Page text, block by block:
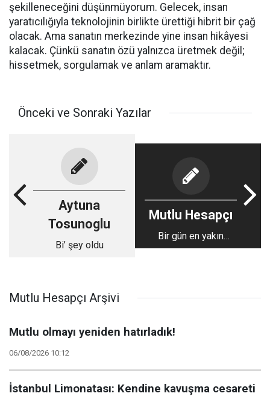
şekilleneceğini düşünmüyorum. Gelecek, insan
yaratıcılığıyla teknolojinin birlikte ürettiği hibrit bir çağ
olacak. Ama sanatın merkezinde yine insan hikâyesi
kalacak. Çünkü sanatın özü yalnızca üretmek değil;
hissetmek, sorgulamak ve anlam aramaktır.
Önceki ve Sonraki Yazılar
Aytuna
Tosunoglu
Bi’ şey oldu
Mutlu Hesapçı
Bir gün en yakın
arkadaşını
Mutlu Hesapçı Arşivi
Mutlu olmayı yeniden hatırladık!
06/08/2026 10:12
İstanbul Limonatası: Kendine kavuşma cesareti